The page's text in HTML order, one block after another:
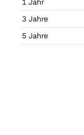
1 Jahr
3 Jahre
5 Jahre